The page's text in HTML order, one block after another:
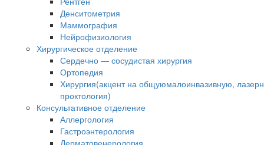
Денситометрия
Маммография
Нейрофизиология
Хирургическое отделение
Сердечно — сосудистая хирургия
Ортопедия
Хирургия(акцент на общуюмалоинвазивную,
проктология)
Консультативное отделение
Аллергология
Гастроэнтерология